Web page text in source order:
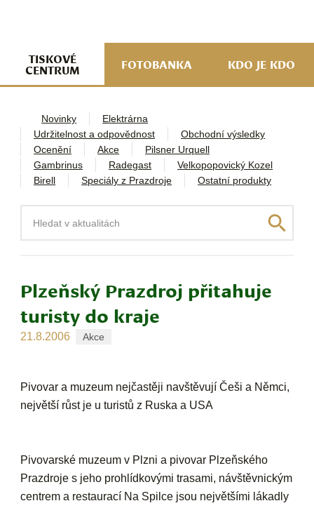
TISKOVÉ
CENTRUM FOTOBANKA KDO JE KDO
Novinky
Elektrárna
Udržitelnost a odpovědnost
Obchodní výsledky
Ocenění
Akce
Pilsner Urquell
Gambrinus
Radegast
Velkopopovický Kozel
Birell
Speciály z Prazdroje Ostatní produkty
Plzeňský Prazdroj přitahuje
turisty do kraje
21.8.2006 Akce
Pivovar a muzeum nejčastěji navštěvují Češi a Němci,
největší růst je u turistů z Ruska a USA
Pivovarské muzeum v Plzni a pivovar Plzeňského
Prazdroje s jeho prohlídkovými trasami, návštěvnickým
centrem a restaurací Na Spilce jsou největšími lákadly